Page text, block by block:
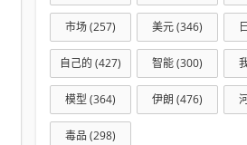
市场(257) 美元(346)
自己的 (427) 智能(300)
模型 (364) 伊朗 (476)
毒品 (298)